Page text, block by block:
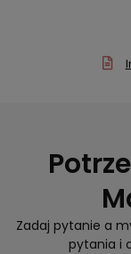
Zadaj pytanie a
pytania i